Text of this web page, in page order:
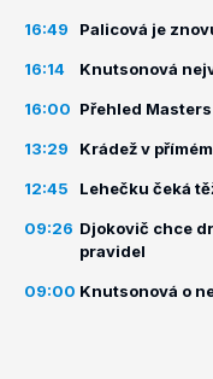
16:49 Palicová je
16:14 Knutsonová
16:00 Přehled
13:29 Krádež v
12:45 Lehečku čeká
09:26 Djokovič chce
pravidel
09:00 Knutsonová o